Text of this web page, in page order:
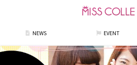
NEWS EVENT